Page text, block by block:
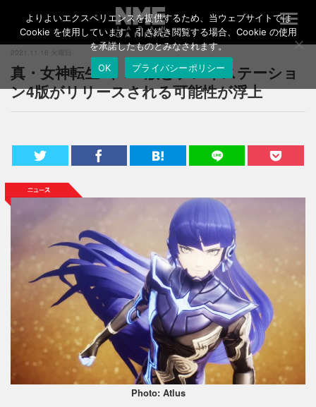
T
o
g
l
a
a
2021.11.16 火曜日
真・女神転生V、PC版とプレイステーショ
ン4版がリリースされる可能性が浮上
Photo: Atlus
よりよいエクスペリエンスを提供するため、当ウェブサイトでは
Cookie を使用しています。引き続き閲覧する場合、Cookie の使用
を承諾したものとみなされます。
OK
プライバシーポリシー